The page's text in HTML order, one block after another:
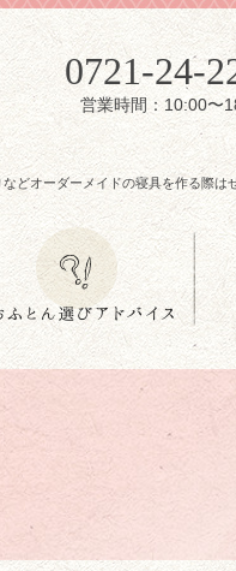
0721-24-
営業時間：10:00〜
どオーダーメイドの寝具を作る際は